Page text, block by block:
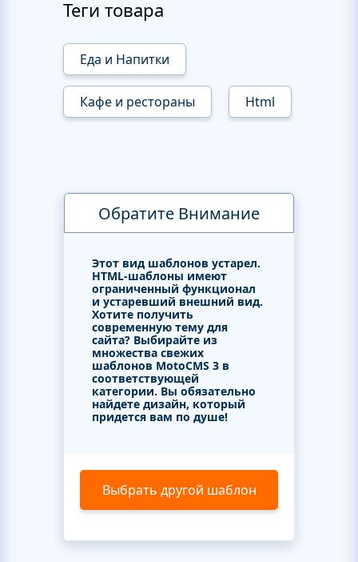
Теги товара
Еда и Напитки
Кафе и рестораны Html
Обратите Внимание
Этот вид шаблонов устарел.
HTML-шаблоны имеют
ограниченный функционал
и устаревший внешний вид.
Хотите получить
современную тему для
сайта? Выбирайте из
множества свежих
шаблонов MotoCMS 3 в
соответствующей
категории. Вы обязательно
найдете дизайн, который
придется вам по душе!
Выбрать другой шаблон